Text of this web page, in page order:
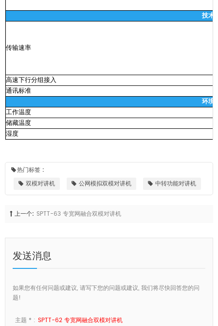
技术
传输速率
高速下行分组接入
通讯标准
环境
工作温度
储藏温度
湿度
热门标签 :
双模对讲机
公网模拟双模对讲机 中转功能对讲机
上一个: SPTT-63 专宽网融合双模对讲机
发送消息
如果您有任何问题或建议, 请写下您的问题或建议, 我们将尽快回答您的问
题!
主题 * : SPTT-62 专宽网融合双模对讲机